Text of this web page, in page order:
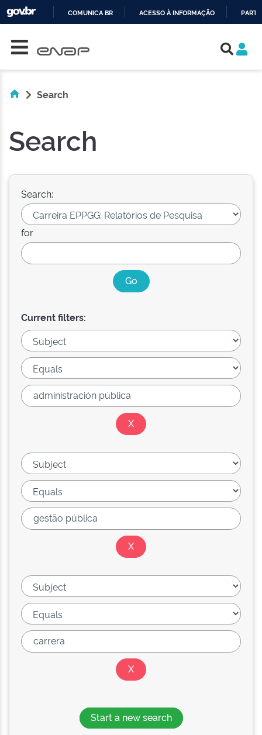
COMUNICA BR ACESSO À INFORMAÇÃO
Search
Search
Search:
for
Current filters:
Start a new search